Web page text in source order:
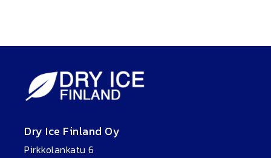
Dry Ice Finland Oy
Pirkkolankatu 6